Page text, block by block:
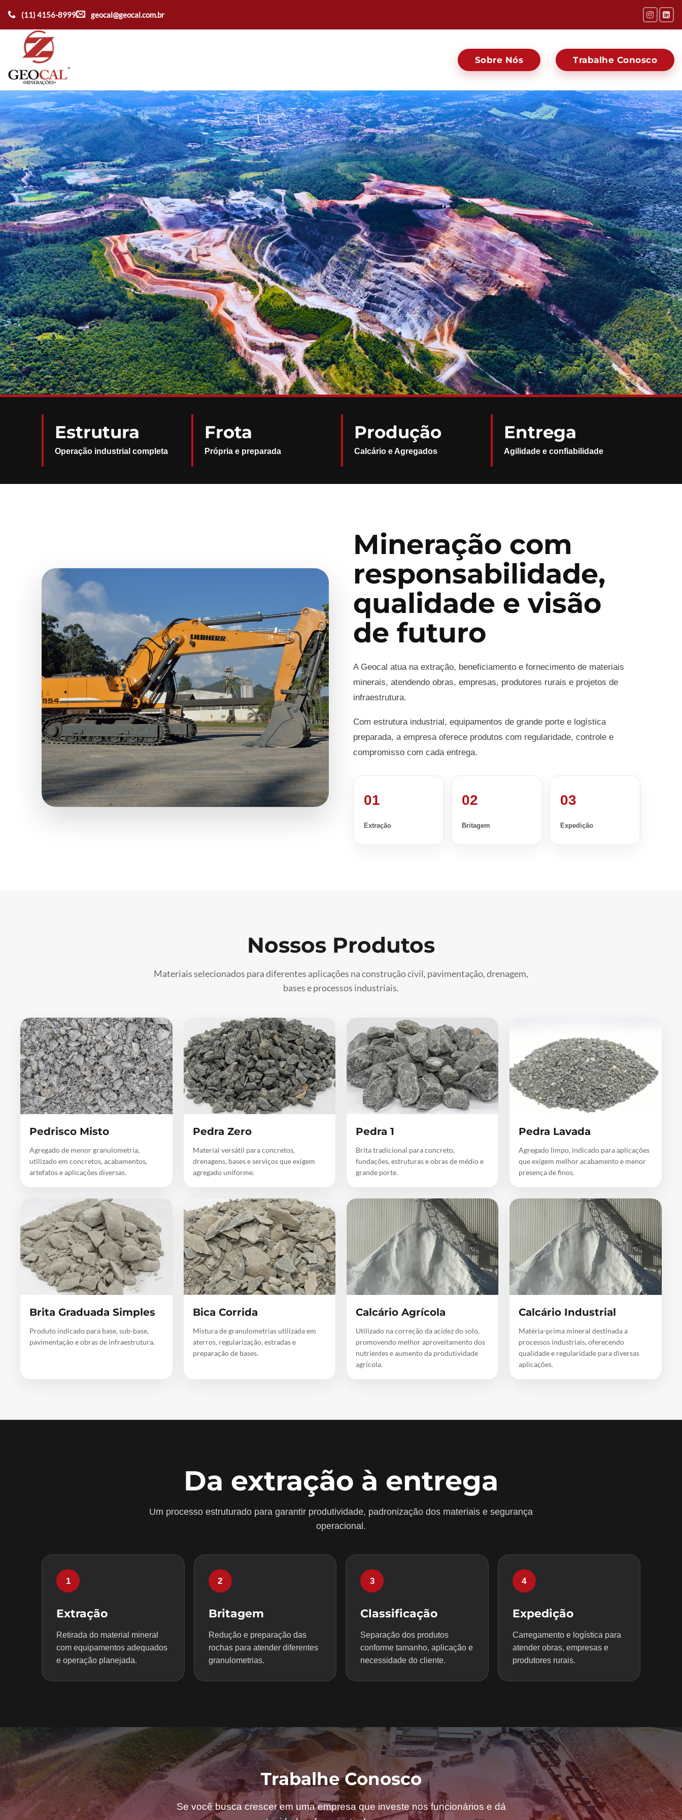
para
o
conteúdo
(11) 4156-8999 geocal@geocal.com.br
Sobre Nós Trabalhe Conosco
Estrutura
Operação industrial completa
Frota
Própria e preparada
Produção
Calcário e Agregados
Entrega
Agilidade e confiabilidade
Mineração com
responsabilidade,
qualidade e visão
de futuro
A Geocal atua na extração, beneficiamento e fornecimento de materiais
minerais, atendendo obras, empresas, produtores rurais e projetos de
infraestrutura.
Com estrutura industrial, equipamentos de grande porte e logística
preparada, a empresa oferece produtos com regularidade, controle e
compromisso com cada entrega.
01
Extração
02
Britagem
03
Expedição
Nossos Produtos
Materiais selecionados para diferentes aplicações na construção civil, pavimentação, drenagem,
bases e processos industriais.
Pedrisco Misto
Agregado de menor granulometria,
utilizado em concretos, acabamentos,
artefatos e aplicações diversas.
Pedra Zero
Material versátil para concretos,
drenagens, bases e serviços que exigem
agregado uniforme.
Pedra 1
Brita tradicional para concreto,
fundações, estruturas e obras de médio e
grande porte.
Pedra Lavada
Agregado limpo, indicado para aplicações
que exigem melhor acabamento e menor
presença de finos.
Brita Graduada Simples
Produto indicado para base, sub-base,
pavimentação e obras de infraestrutura.
Bica Corrida
Mistura de granulometrias utilizada em
aterros, regularização, estradas e
preparação de bases.
Calcário Agrícola
Utilizado na correção da acidez do solo,
promovendo melhor aproveitamento dos
nutrientes e aumento da produtividade
agrícola.
Calcário Industrial
Matéria-prima mineral destinada a
processos industriais, oferecendo
qualidade e regularidade para diversas
aplicações.
Da extração à entrega
Um processo estruturado para garantir produtividade, padronização dos materiais e segurança
operacional.
1
Extração
Retirada do material mineral
com equipamentos adequados
e operação planejada.
2
Britagem
Redução e preparação das
rochas para atender diferentes
granulometrias.
3
Classificação
Separação dos produtos
conforme tamanho, aplicação e
necessidade do cliente.
4
Expedição
Carregamento e logística para
atender obras, empresas e
produtores rurais.
Trabalhe Conosco
Se você busca crescer em uma empresa que investe nos funcionários e dá